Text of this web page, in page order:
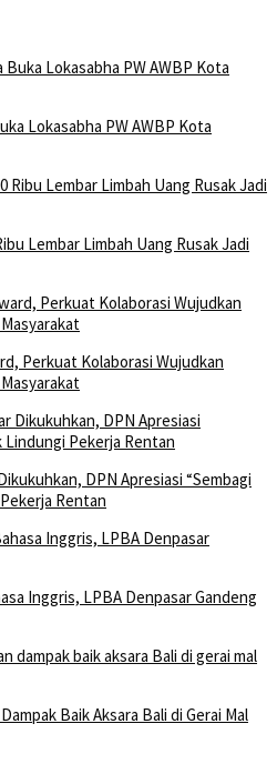
Lokasabha PW AWBP Kota
Lembar Limbah Uang Rusak Jadi
Perkuat Kolaborasi Wujudkan
DPN Apresiasi “Sembagi
Rentan
Inggris, LPBA Denpasar Gandeng
Baik Aksara Bali di Gerai Mal